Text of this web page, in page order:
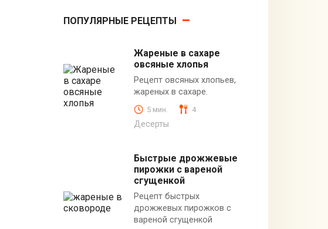
ПОПУЛЯРНЫЕ РЕЦЕПТЫ
Жареные в сахаре
овсяные хлопья
Рецепт овсяных хлопьев,
жареных в сахаре.
5 мин. 4
Десерты
Быстрые дрожжевые
пирожки с вареной
сгущенкой
Рецепт быстрых
дрожжевых пирожков с
вареной сгущенкой